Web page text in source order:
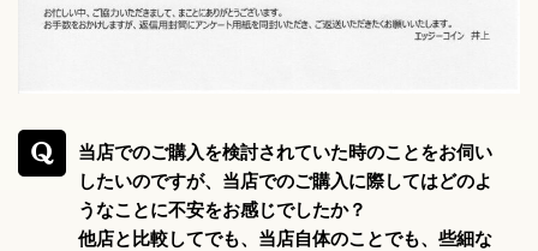
当店でのご購入を検討されていた時のことをお伺い
したいのですが、当店でのご購入に際してはどのよ
うなことに不安をお感じでしたか？
他店と比較してでも、当店自体のことでも、些細な